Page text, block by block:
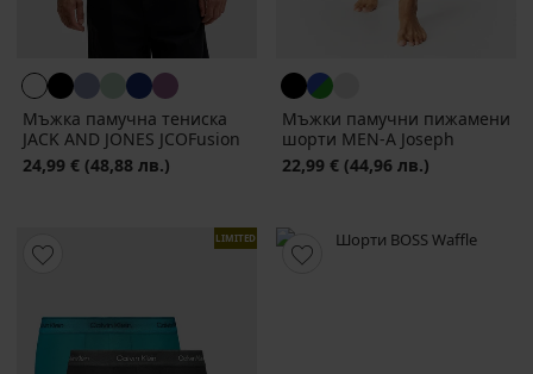
Мъжка памучна тениска
JACK AND JONES JCOFusion
24,99 € (48,88 лв.)
Мъжки памучни пижамени
шорти MEN-A Joseph
22,99 € (44,96 лв.)
LIMITED